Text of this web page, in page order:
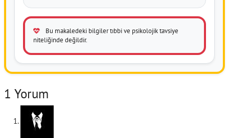
Bu makaledeki bilgiler tıbbi ve psikolojik tavsiye
niteliğinde değildir.
1 Yorum